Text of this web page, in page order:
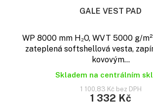
GALE VEST PAD
WP 8000 mm H₂O, WVT 5000 g/
zateplená softshellová vesta,
kovovým...
Skladem na centrálním
1 100,83 Kč bez DPH
1 332 Kč